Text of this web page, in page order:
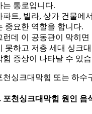
는 통로입니다.
파트, 빌라, 상가 건물에
중요한 역할을 합니다.
런데 이 공동관이 막히
못하고 저층 세대 싱크
힘 증상이 나타날 수 있
천싱크대막힘 또는 하수
포천싱크대막힘 원인 음